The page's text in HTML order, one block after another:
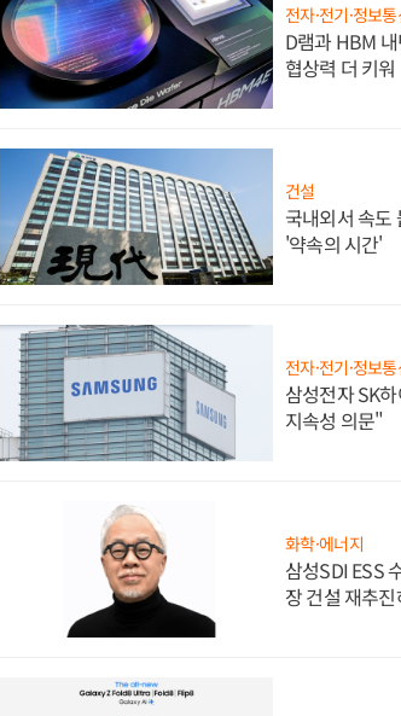
전자·전기·정보통
D램과 HBM
협상력 더 키워
건설
국내외서 속도
'약속의 시간'
전자·전기·정보통
삼성전자 SK
지속성 의문"
화학·에너지
삼성SDI ESS
장 건설 재추